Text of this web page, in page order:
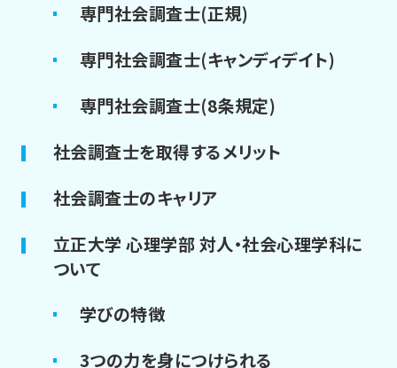
専門社会調査士(正規)
専門社会調査士(キャンディデイト)
専門社会調査士(8条規定)
社会調査士を取得するメリット
社会調査士のキャリア
立正大学 心理学部 対人・社会心理学科に
ついて
学びの特徴
3つの力を身につけられる